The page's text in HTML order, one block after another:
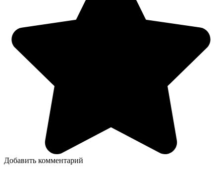
Добавить комментарий